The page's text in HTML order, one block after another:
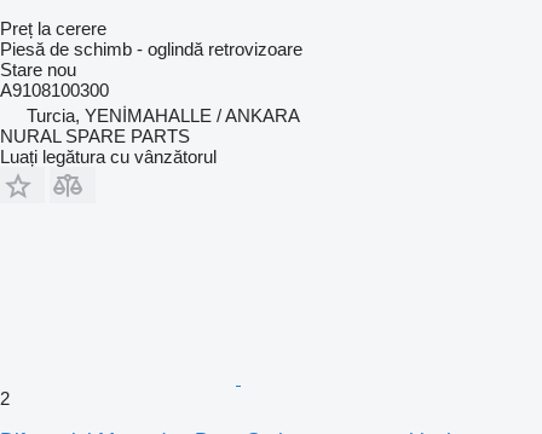
Preț la cerere
Piesă de schimb - oglindă retrovizoare
Stare nou
A9108100300
Turcia, YENİMAHALLE / ANKARA
NURAL SPARE PARTS
Luați legătura cu vânzătorul
2